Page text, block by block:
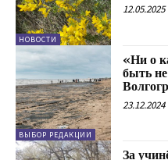
НОВОСТИ
12.05.2025
ВЫБОР РЕДАКЦИИ
«Ни о
быть
23.12.2024
За